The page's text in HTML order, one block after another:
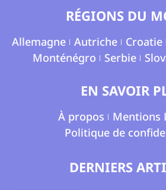
RÉGIONS DU
Allemagne Autriche Croatie
Monténégro
Serbie
EN SAVOIR
À propos
Mentions
Politique de
DERNIERS